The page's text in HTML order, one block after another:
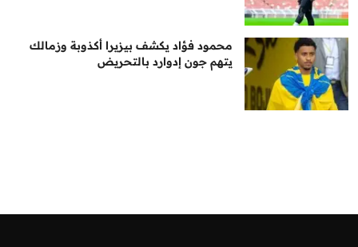
محمود فؤاد يكشف بيزيرا أكذوبة وزمالك
يتهم جون إدوارد بالتحريض